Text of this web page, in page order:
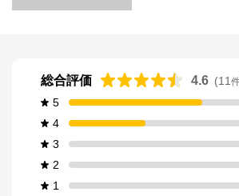
総合評価 4.6 (11
5
4
3
2
1